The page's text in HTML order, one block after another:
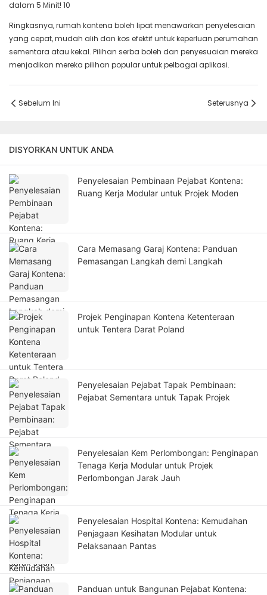
Ringkasnya, rumah kontena boleh lipat menawarkan penyelesaian
yang cepat, mudah alih dan kos efektif untuk keperluan perumahan
sementara atau kekal. Pilihan serba boleh dan penyesuaian mereka
menjadikan mereka pilihan popular untuk pelbagai aplikasi.
Sebelum Ini Seterusnya
DISYORKAN UNTUK ANDA
Penyelesaian Pembinaan Pejabat Kontena:
Ruang Kerja Modular untuk Projek Moden
Cara Memasang Garaj Kontena: Panduan
Pemasangan Langkah demi Langkah
Projek Penginapan Kontena Ketenteraan
untuk Tentera Darat Poland
Penyelesaian Pejabat Tapak Pembinaan:
Pejabat Sementara untuk Tapak Projek
Penyelesaian Kem Perlombongan: Penginapan
Tenaga Kerja Modular untuk Projek
Perlombongan Jarak Jauh
Penyelesaian Hospital Kontena: Kemudahan
Penjagaan Kesihatan Modular untuk
Pelaksanaan Pantas
Panduan untuk Bangunan Pejabat Kontena: